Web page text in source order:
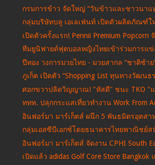
กรมการข้าว จัดใหญ่ “วันข้าวและชาวนาแ
กลุ่มบริษัทบลู เอเลเฟ่นท์ เปิดตัวผลิตภัณฑ์ใ
เปิดตัวครั้งแรก! Pennii Premium Popcorn
ทีมยูนิฟายด์ฟุตบอลหญิงไทยเข้าร่วมการแข่
ปีทอง วงการมวยไทย - มวยสากล “ชาติซ้า
ภูเก็ต เปิดตัว “Shopping List ทุนทางวัฒนธ
ศอกขวาปลิดวิญญาณ! "หัสดี" ชนะ TKO "แ
ททท. ปลุกกระแสเที่ยวทำงาน Work From
อินฟอร์มา มาร์เก็ตส์ ผนึก 5 พันธมิตรอุตสา
กลุ่มเอสซีบีเอกซ์โดยธนาคารไทยพาณิชย์
อินฟอร์มา มาร์เก็ตส์ จัดงาน CPHI South
เปิดแล้ว adidas Golf Core Store Bangkok